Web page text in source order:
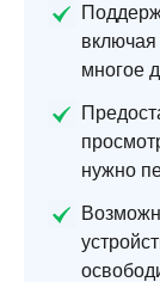
многое
нужно